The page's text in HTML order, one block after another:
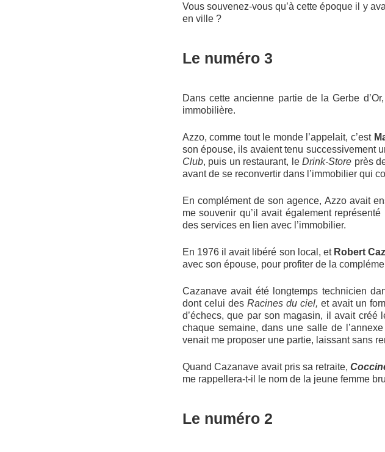
Vous souvenez-vous qu’à cette époque il y
en ville ?
Le numéro 3
Dans cette ancienne partie de la Gerbe
immobilière.
Azzo, comme tout le monde l’appelait, c’est
son épouse, ils avaient tenu successivement
Club, puis un restaurant, leDrink-Store près
avant de se reconvertir dans l’immobilier qui
En complément de son agence, Azzo avait
me souvenir qu’il avait également
des services en lien avec l’immobilier.
En 1976 il avait libéré son local, et Robert
avec son épouse, pour profiter de la
Cazanave avait été longtemps technicien
dont celui des Racines du ciel, et avait un
d’échecs, que par son magasin, il avait créé
chaque semaine, dans une salle de
venait me proposer une partie, laissant sans
Quand Cazanave avait pris sa retraite,
me rappellera-t-il le nom de la jeune femme
Le numéro 2